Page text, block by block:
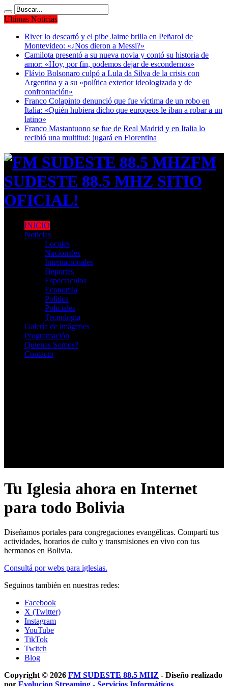
Ultimas Noticias
River lo descartó y el pibe Jaime brilla en Peñarol de
Montevideo: «¿Nos dieron a Messi?»
Camilota presentó a su nueva novia y contó su historia de
amor: «Hoy, por fin, podemos dejar de escondernos»
Flávio Bolsonaro culpó a Lula da Silva de la crisis con
Argentina y a su «política exterior ideologizada y de
confrontación»
Franco Colapinto denunció que fue víctima de un robo en
Italia: «Quién hubiera dicho que europeos le iban a robar a un
latino»
Franco Mastantuono se fue de Real Madrid y en Italia lo
recibió una multitud: jugará en Fiorentina
FM
SUDESTE 88.5 MHZ SITIO
OFICIAL!
INICIO
Noticias
Locales
Nacionales
Internacionales
Deportes
Espectaculos
Economia
Politica
Policiales
Tecnologia
Galería de imágenes
Programación
Quienes Somos?
Contacto
Tu Iglesia ahora en Internet
para todo Bolivia
Diseñamos portales para congregaciones evangélicas. Compartí tus
actividades, horarios de culto y transmisiones en vivo con tus
hermanos en Bolivia.
Consultá por webs para iglesias.
Seguinos también en nuestras redes:
Facebook
X (Twitter)
Instagram
YouTube
TikTok
Twitch
Blog
Copyright © 2026 FM SUDESTE 88.5 MHZ - Diseño realizado